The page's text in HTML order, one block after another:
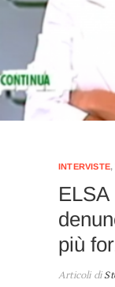
INTERVISTE,
più
Articoli di